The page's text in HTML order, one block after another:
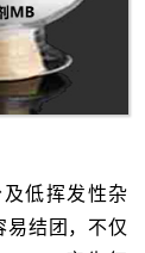
低挥发性杂
易结团，不仅